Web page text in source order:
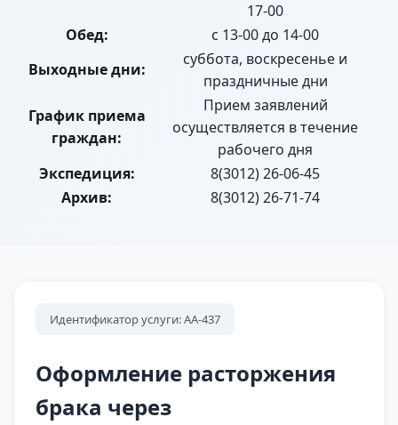
17-00
Обед:
с 13-00 до 14-00
Выходные дни:
суббота, воскресенье и
праздничные дни
График приема
граждан:
Прием заявлений
осуществляется в течение
рабочего дня
Экспедиция:
8(3012) 26-06-45
Архив:
8(3012) 26-71-74
Идентификатор услуги: АА-437
Оформление расторжения
брака через